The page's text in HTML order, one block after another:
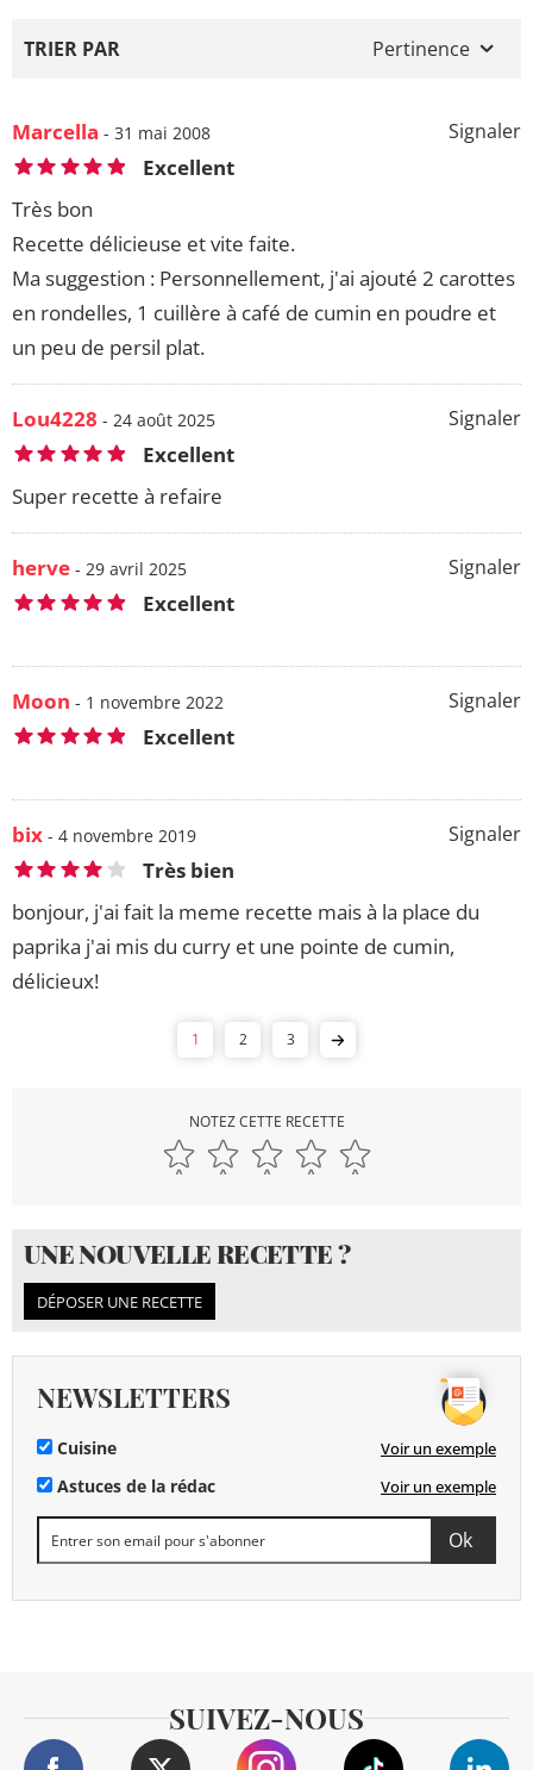
TRIER PAR Pertinence
Signaler
Marcella - 31 mai 2008
Excellent
Très bon
Recette délicieuse et vite faite.
Ma suggestion : Personnellement, j'ai ajouté 2 carottes
en rondelles, 1 cuillère à café de cumin en poudre et
un peu de persil plat.
Signaler
Lou4228 - 24 août 2025
Excellent
Super recette à refaire
Signaler
herve - 29 avril 2025
Excellent
Signaler
Moon - 1 novembre 2022
Excellent
Signaler
bix - 4 novembre 2019
Très bien
bonjour, j'ai fait la meme recette mais à la place du
paprika j'ai mis du curry et une pointe de cumin,
délicieux!
1 2 3
NOTEZ CETTE RECETTE
UNE NOUVELLE RECETTE ?
DÉPOSER UNE RECETTE
NEWSLETTERS
Cuisine Voir un exemple
Astuces de la rédac Voir un exemple
SUIVEZ-NOUS